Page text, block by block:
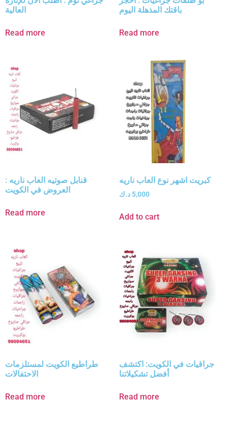
العالية
Read more
باقتك المذهلة اليوم
Read more
قنابل صوتيه العاب ناريه :
العروض في الكويت
Read more
كبريت اشهر نوع العاب ناريه
5,000 د.ك
Add to cart
طراطيع الكويت لمستلزمات
الاحتفالات
Read more
جراقيات في الكويت: اكتشف
أفضل تشكيلاتنا
Read more